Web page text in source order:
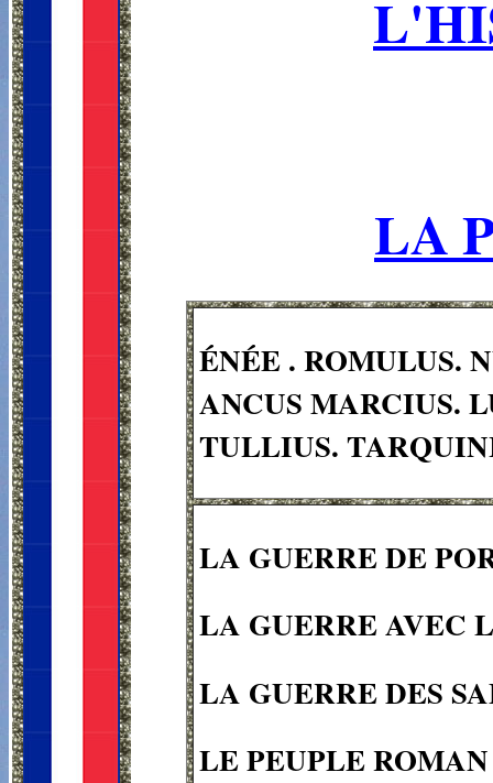
LA
ÉNÉE . ROMULUS.
ANCUS MARCIUS.
TULLIUS.
LA GUERRE DE
LA GUERRE AVEC
LA GUERRE DES
LE PEUPLE